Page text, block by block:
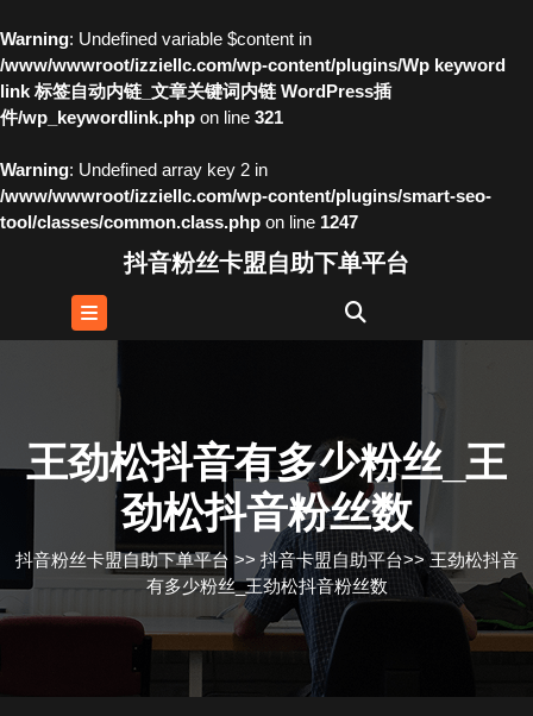
Warning: Undefined variable $content in
/www/wwwroot/izziellc.com/wp-content/plugins/Wp keyword
link 标签自动内链_文章关键词内链 WordPress插
件/wp_keywordlink.php on line 321
Warning: Undefined array key 2 in
/www/wwwroot/izziellc.com/wp-content/plugins/smart-seo-
tool/classes/common.class.php on line 1247
抖音粉丝卡盟自助下单平台
王劲松抖音有多少粉丝_王
劲松抖音粉丝数
抖音粉丝卡盟自助下单平台 >> 抖音卡盟自助平台>> 王劲松抖音
有多少粉丝_王劲松抖音粉丝数